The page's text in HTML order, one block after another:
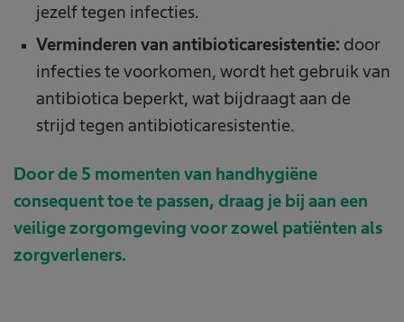
jezelf tegen infecties.
Verminderen van antibioticaresistentie: door
infecties te voorkomen, wordt het gebruik van
antibiotica beperkt, wat bijdraagt aan de
strijd tegen antibioticaresistentie.
Door de 5 momenten van handhygiëne
consequent toe te passen, draag je bij aan een
veilige zorgomgeving voor zowel patiënten als
zorgverleners.